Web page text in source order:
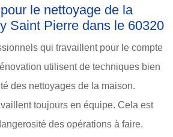
le nettoyage de la
Saint Pierre dans le 60320
qui travaillent pour le compte
utilisent de techniques bien
des nettoyages de la maison.
toujours en équipe. Cela est
des opérations à faire.